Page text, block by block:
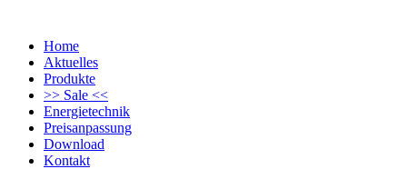
Home
Aktuelles
Produkte
>> Sale <<
Energietechnik
Preisanpassung
Download
Kontakt